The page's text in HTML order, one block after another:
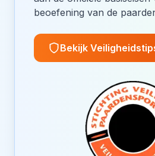
beoefening van de
Bekijk